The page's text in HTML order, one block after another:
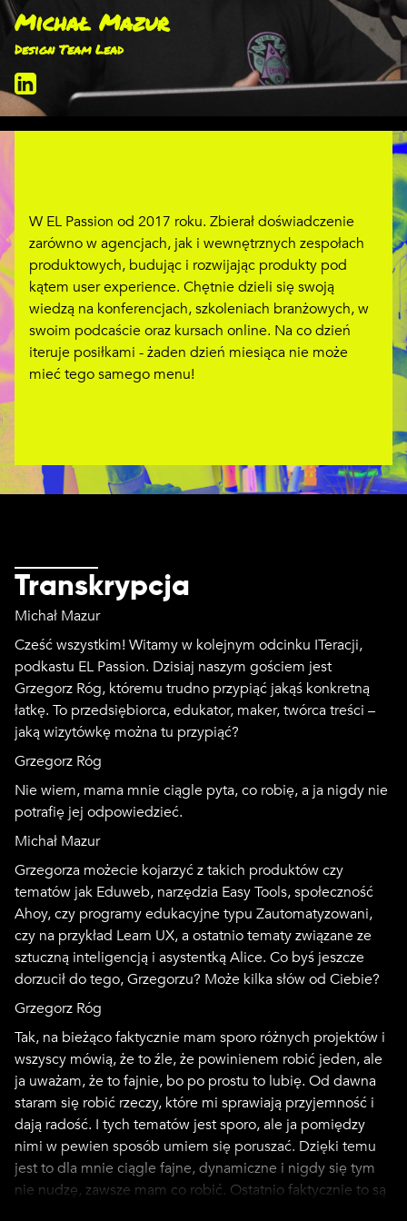
Michał Mazur
Design Team Lead
W EL Passion od 2017 roku. Zbierał doświadczenie
zarówno w agencjach, jak i wewnętrznych zespołach
produktowych, budując i rozwijając produkty pod
kątem user experience. Chętnie dzieli się swoją
wiedzą na konferencjach, szkoleniach branżowych, w
swoim podcaście oraz kursach online. Na co dzień
iteruje posiłkami - żaden dzień miesiąca nie może
mieć tego samego menu!
Transkrypcja
Michał Mazur
Cześć wszystkim! Witamy w kolejnym odcinku ITeracji,
podkastu EL Passion. Dzisiaj naszym gościem jest
Grzegorz Róg, któremu trudno przypiąć jakąś konkretną
łatkę. To przedsiębiorca, edukator, maker, twórca treści –
jaką wizytówkę można tu przypiąć?
Grzegorz Róg
Nie wiem, mama mnie ciągle pyta, co robię, a ja nigdy nie
potrafię jej odpowiedzieć.
Michał Mazur
Grzegorza możecie kojarzyć z takich produktów czy
tematów jak Eduweb, narzędzia Easy Tools, społeczność
Ahoy, czy programy edukacyjne typu Zautomatyzowani,
czy na przykład Learn UX, a ostatnio tematy związane ze
sztuczną inteligencją i asystentką Alice. Co byś jeszcze
dorzucił do tego, Grzegorzu? Może kilka słów od Ciebie?
Grzegorz Róg
Tak, na bieżąco faktycznie mam sporo różnych projektów i
wszyscy mówią, że to źle, że powinienem robić jeden, ale
ja uważam, że to fajnie, bo po prostu to lubię. Od dawna
staram się robić rzeczy, które mi sprawiają przyjemność i
dają radość. I tych tematów jest sporo, ale ja pomiędzy
nimi w pewien sposób umiem się poruszać. Dzięki temu
jest to dla mnie ciągle fajne, dynamiczne i nigdy się tym
nie nudzę, zawsze mam co robić. Ostatnio faktycznie to są